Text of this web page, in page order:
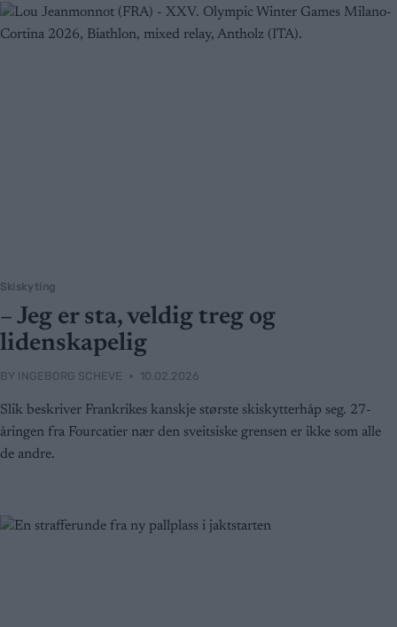
Skiskyting
– Jeg er sta, veldig treg og
lidenskapelig
BY INGEBORG SCHEVE 10.02.2026
Slik beskriver Frankrikes kanskje største skiskytterhåp seg. 27-
åringen fra Fourcatier nær den sveitsiske grensen er ikke som alle
de andre.